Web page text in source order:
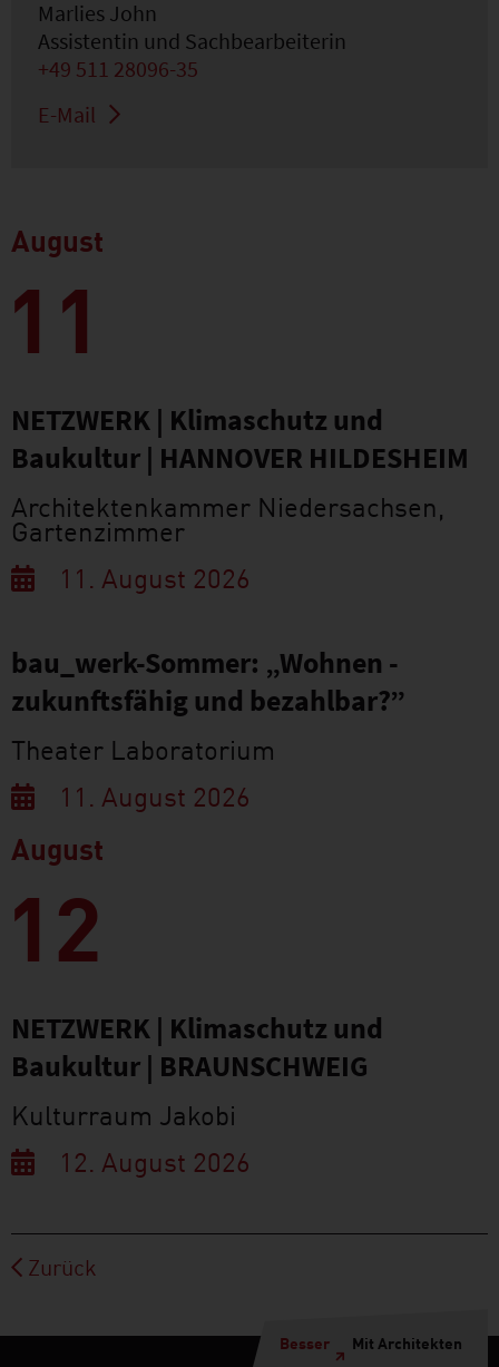
Marlies John
Assistentin und Sachbearbeiterin
+49 511 28096-35
E-Mail
August
11
NETZWERK | Klimaschutz und
Baukultur | HANNOVER HILDESHEIM
Architektenkammer Niedersachsen,
Gartenzimmer
11. August 2026
bau_werk-Sommer: „Wohnen -
zukunftsfähig und bezahlbar?”
Theater Laboratorium
11. August 2026
August
12
NETZWERK | Klimaschutz und
Baukultur | BRAUNSCHWEIG
Kulturraum Jakobi
12. August 2026
Zurück
Besser Mit Architekten